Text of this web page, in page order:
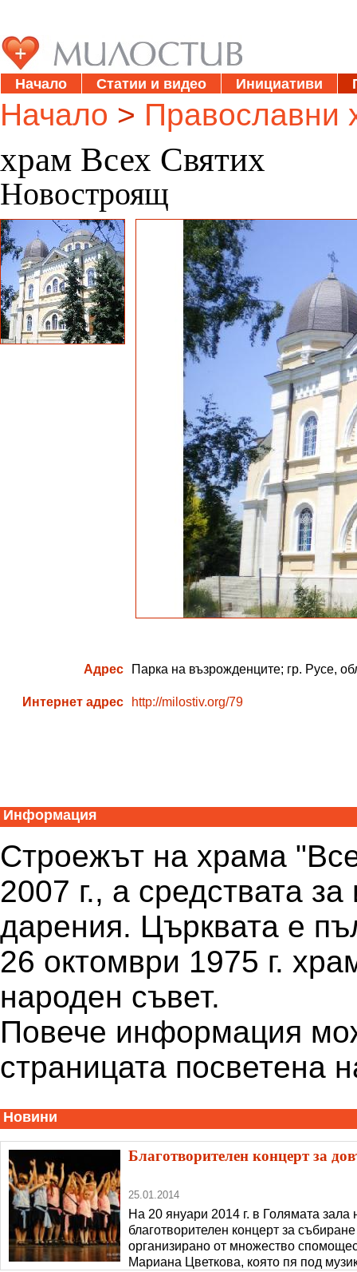
Начало Статии и видео Инициативи
Начало > Православни
храм Всех Святих
Новостроящ
Адрес Парка на възрожденците; гр. Русе,
Интернет адрес http://milostiv.org/79
Информация
Строежът на храма
2007 г., а средствата
дарения. Църквата е
26 октомври 1975 г.
народен съвет.
Повече информация
страницата посветена
Новини
Благотворителен концерт за
25.01.2014
На 20 януари 2014 г. в Голямата
благотворителен концерт за
организирано от множество
Мариана Цветкова, която пя под